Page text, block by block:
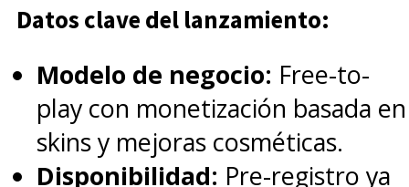
Datos clave del lanzamiento:
Modelo de negocio: Free-to-
play con monetización basada en
skins y mejoras cosméticas.
Disponibilidad: Pre-registro ya